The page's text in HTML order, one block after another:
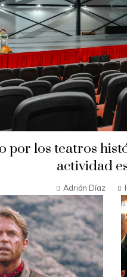
por los teatros
actividad
Adrián Díaz